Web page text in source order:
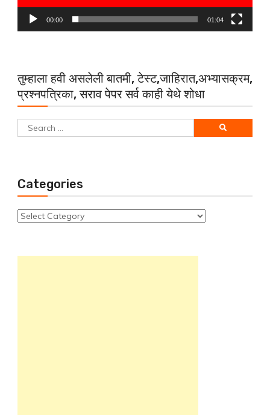
00:00 01:04
तुम्हाला हवी असलेली बातमी, टेस्ट,जाहिरात,अभ्यासक्रम,
प्रश्नपत्रिका, सराव पेपर सर्व काही येथे शोधा
Search
for:
Categories
Categories